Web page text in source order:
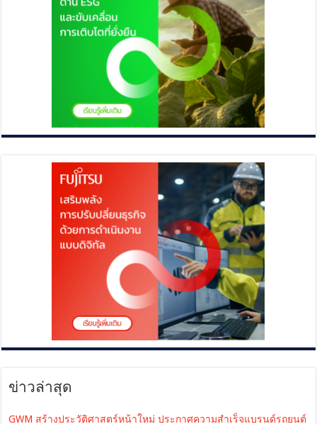
ข่าวล่าสุด
GWM สร้างประวัติศาสตร์หน้าใหม่ ประกาศความสำเร็จแบรนด์รถยนต์